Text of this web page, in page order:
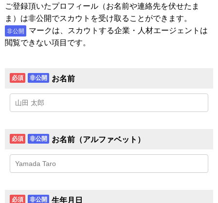
ご登録頂いたプロフィール（お名前や連絡先を伏せたま
ま）は非公開でスカウトを受け取ることができます。
非公開
マークは、スカウトする企業・人材エージェントは
閲覧できない項目です。
必須 非公開 お名前
必須 非公開 お名前（アルファベット）
必須 非公開 生年月日